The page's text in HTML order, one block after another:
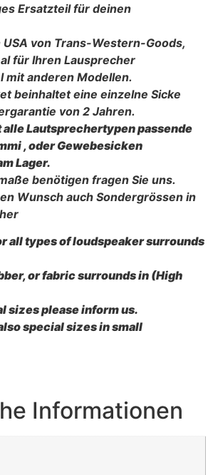
Ersatzteil für deinen
von Trans-Western-Goods,
für Ihren Lausprecher
mit anderen Modellen.
beinhaltet eine einzelne Sicke
von 2 Jahren.
alle Lautsprechertypen passende
, oder Gewebesicken
Lager.
benötigen fragen Sie uns.
Wunsch auch Sondergrössen in
all types of loudspeaker surrounds
or fabric surrounds in (High
sizes please inform us.
special sizes in small
Informationen